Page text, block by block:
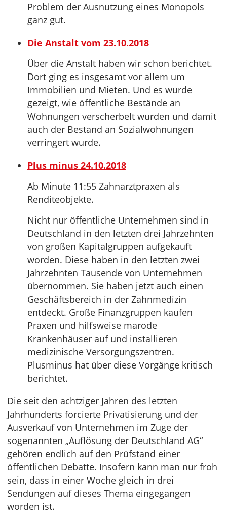
Problem der Ausnutzung eines Monopols
ganz gut.
Die Anstalt vom 23.10.2018
Über die Anstalt haben wir schon berichtet.
Dort ging es insgesamt vor allem um
Immobilien und Mieten. Und es wurde
gezeigt, wie öffentliche Bestände an
Wohnungen verscherbelt wurden und damit
auch der Bestand an Sozialwohnungen
verringert wurde.
Plus minus 24.10.2018
Ab Minute 11:55 Zahnarztpraxen als
Renditeobjekte.
Nicht nur öffentliche Unternehmen sind in
Deutschland in den letzten drei Jahrzehnten
von großen Kapitalgruppen aufgekauft
worden. Diese haben in den letzten zwei
Jahrzehnten Tausende von Unternehmen
übernommen. Sie haben jetzt auch einen
Geschäftsbereich in der Zahnmedizin
entdeckt. Große Finanzgruppen kaufen
Praxen und hilfsweise marode
Krankenhäuser auf und installieren
medizinische Versorgungszentren.
Plusminus hat über diese Vorgänge kritisch
berichtet.
Die seit den achtziger Jahren des letzten
Jahrhunderts forcierte Privatisierung und der
Ausverkauf von Unternehmen im Zuge der
sogenannten „Auflösung der Deutschland AG“
gehören endlich auf den Prüfstand einer
öffentlichen Debatte. Insofern kann man nur froh
sein, dass in einer Woche gleich in drei
Sendungen auf dieses Thema eingegangen
worden ist.